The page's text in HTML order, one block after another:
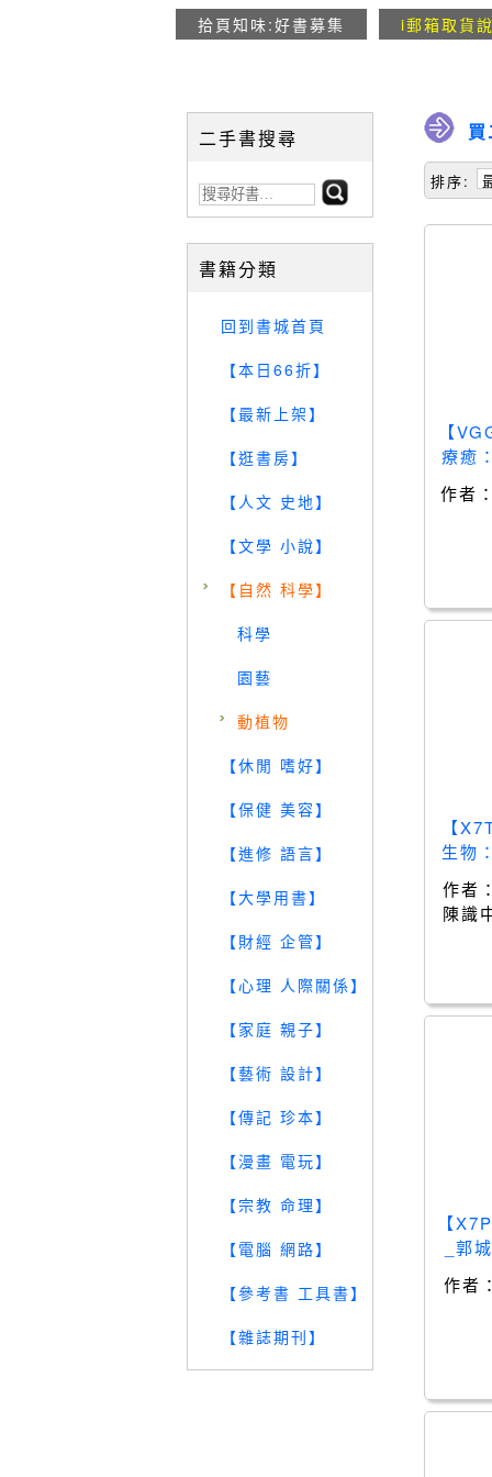
拾頁知味:好書募集 i郵箱取貨
二手書搜尋
書籍分類
回到書城首頁
【本日66折】
【最新上架】
【逛書房】
【人文 史地】
【文學 小說】
【自然 科學】
科學
園藝
動植物
【休閒 嗜好】
【保健 美容】
【進修 語言】
【大學用書】
【財經 企管】
【心理 人際關係】
【家庭 親子】
【藝術 設計】
【傳記 珍本】
【漫畫 電玩】
【宗教 命理】
【電腦 網路】
【參考書 工具書】
【雜誌期刊】
排序:
【
療癒
復創
作者
【
生物
陳識
作者
陳識
【
_郭
作者